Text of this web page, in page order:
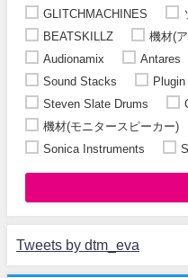
GLITCHMACHINES
BEATSKILLZ
機材(
Audionamix
Antares
Sound Stacks
Steven Slate Drums
機材(モニタースピーカー)
Sonica Instruments
Tweets by dtm_eva